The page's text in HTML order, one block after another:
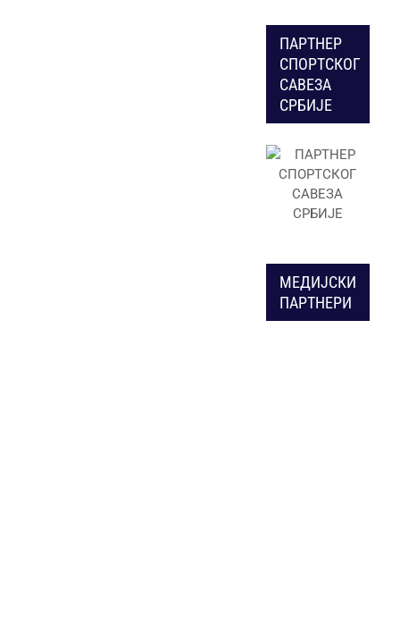
ПАРТНЕР
СПОРТСКОГ
САВЕЗА
СРБИЈЕ
МЕДИЈСКИ
ПАРТНЕРИ